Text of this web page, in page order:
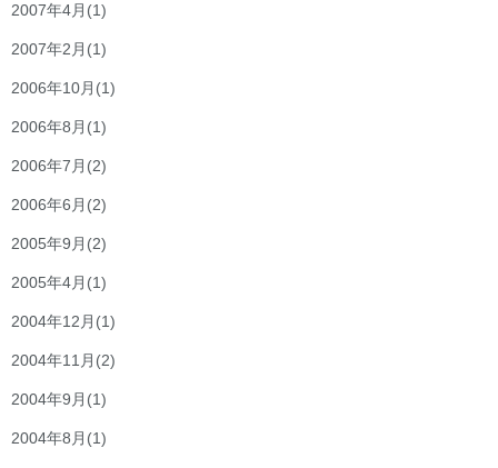
2007年4月 (1)
2007年2月 (1)
2006年10月 (1)
2006年8月 (1)
2006年7月 (2)
2006年6月 (2)
2005年9月 (2)
2005年4月 (1)
2004年12月 (1)
2004年11月 (2)
2004年9月 (1)
2004年8月 (1)